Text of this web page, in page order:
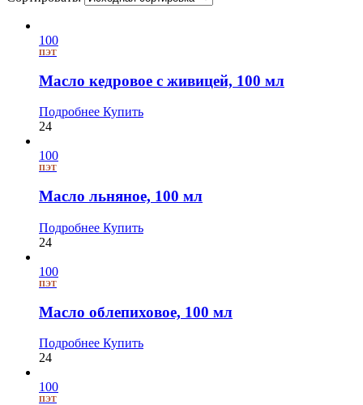
100
ПЭТ
Масло кедровое с живицей, 100 мл
Подробнее Купить
24
100
ПЭТ
Масло льняное, 100 мл
Подробнее Купить
24
100
ПЭТ
Масло облепиховое, 100 мл
Подробнее Купить
24
100
ПЭТ